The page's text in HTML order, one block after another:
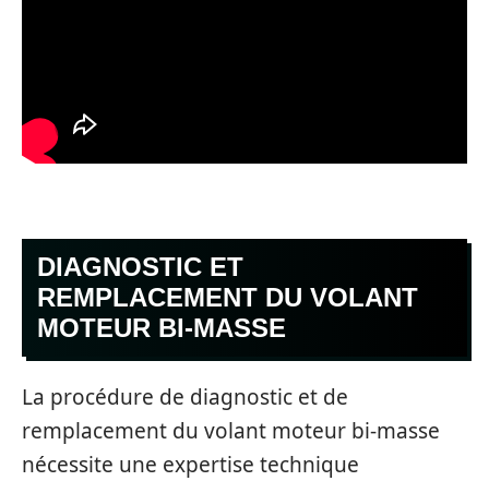
DIAGNOSTIC ET
REMPLACEMENT DU VOLANT
MOTEUR BI-MASSE
La procédure de diagnostic et de
remplacement du volant moteur bi-masse
nécessite une expertise technique